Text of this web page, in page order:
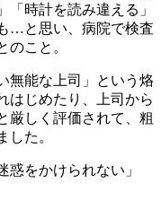
「時計を読み違える」
…と思い、病院で検査
のこと。
無能な上司」という烙
はじめたり、上司から
厳しく評価されて、粗
した。
惑をかけられない」